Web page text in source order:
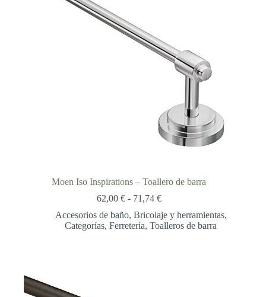
Moen Iso Inspirations – Toallero de barra
62,00 € - 71,74 €Rango
precios:
desde
Accesorios de baño, Bricolaje y herramientas,
Categorías,Ferretería,Toalleros de barra